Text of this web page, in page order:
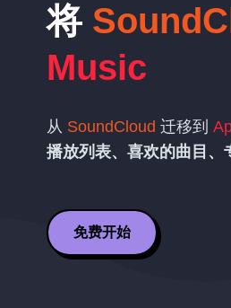
将
Music
从 SoundCloud 迁移到
播放列表、喜欢的曲目、
免费开始